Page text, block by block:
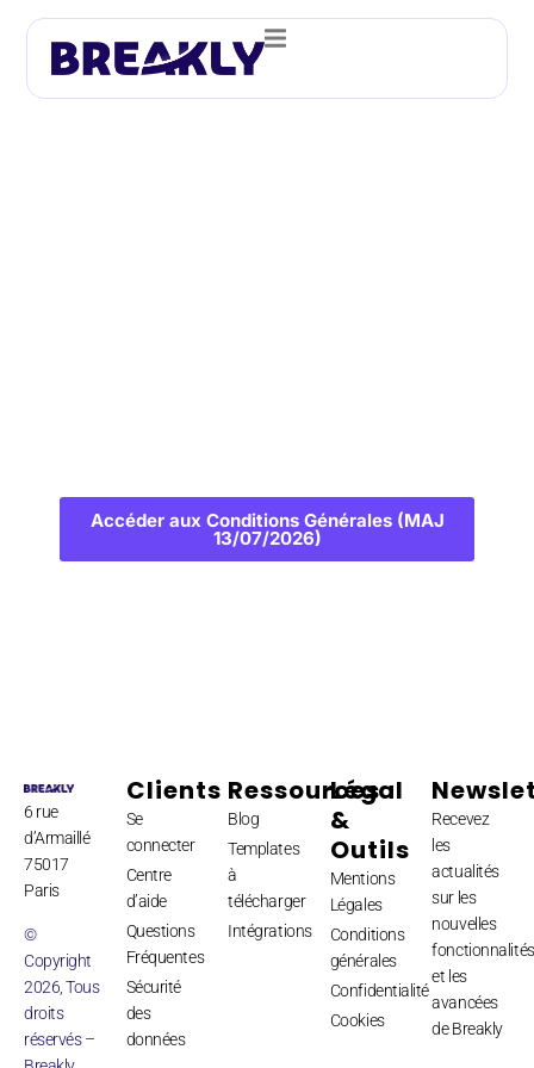
Accéder aux Conditions Générales (MAJ
13/07/2026)
6 rue
d’Armaillé
75017
Paris
©
Copyright
2026, Tous
droits
réservés –
Clients
Se
connecter
Centre
d’aide
Questions
Fréquentes
Sécurité
des
données
Ressources
Blog
Templates
à
télécharger
Intégrations
Légal
&
Outils
Mentions
Légales
Conditions
générales
Confidentialité
Cookies
Recevez
les
actualités
sur les
nouvelles
fonctionnalités
et les
avancées
de Breakly